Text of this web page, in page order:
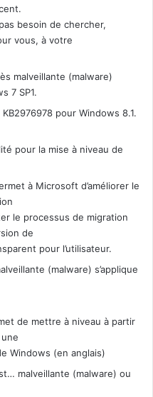
besoin de chercher,
vous, à votre
malveillante (malware)
7 SP1.
pour Windows 8.1.
pour la mise à niveau de
à Microsoft d’améliorer le
le processus de migration
de
pour l’utilisateur.
(malware) s’applique
de mettre à niveau à partir
Windows (en anglais)
malveillante (malware) ou